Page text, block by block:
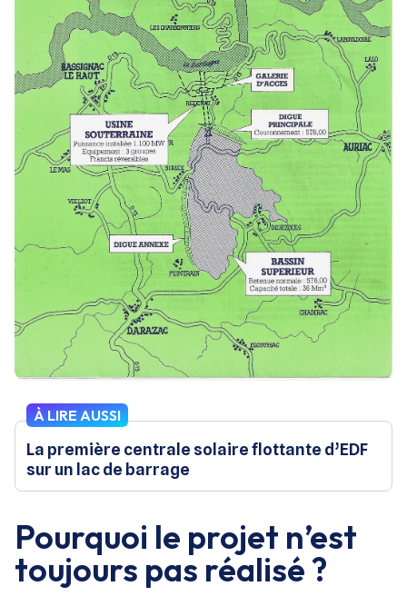
À LIRE AUSSI
La première centrale solaire flottante d’EDF
sur un lac de barrage
Pourquoi le projet n’est
toujours pas réalisé ?